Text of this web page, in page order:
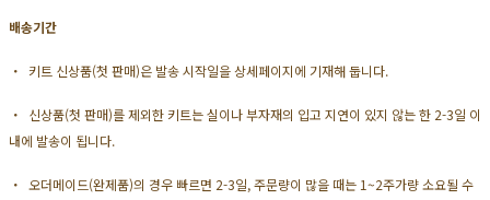
배송기간
・ 키트 신상품(첫 판매)은 발송 시작일을 상세페이지에 기재해 둡니다.
・ 신상품(첫 판매)를 제외한 키트는 실이나 부자재의 입고 지연이 있지 않는 한 2-3일 이
내에 발송이 됩니다.
・ 오더메이드(완제품)의 경우 빠르면 2-3일, 주문량이 많을 때는 1~2주가량 소요될 수